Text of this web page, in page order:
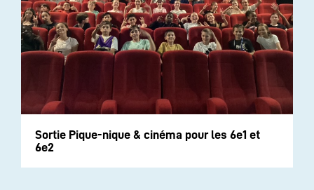
Sortie Pique-nique & cinéma pour les 6e1 et
6e2